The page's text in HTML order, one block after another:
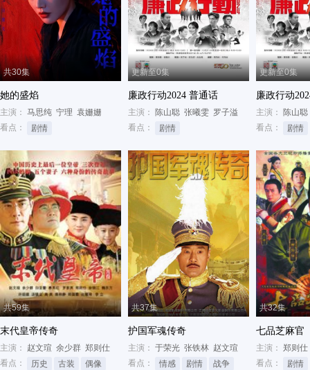
共30集
她的盛焰
主演： 马思纯 宁理 袁姗姗
看点：
剧情
更新至0集
廉政行动2024 普通话
主演： 陈山聪 张曦雯 罗子溢
看点：
剧情
更新至0集
廉政行动
主演： 陈山聪
看点：
剧情
共59集
末代皇帝传奇
主演： 赵文瑄 余少群 郑则仕
看点：
历史 古装 偶像
共37集
护国军魂传奇
主演： 于荣光 张铁林 赵文瑄
看点：
情感 剧情 战争
共32集
七品芝麻官
主演： 郑则仕
看点：
剧情